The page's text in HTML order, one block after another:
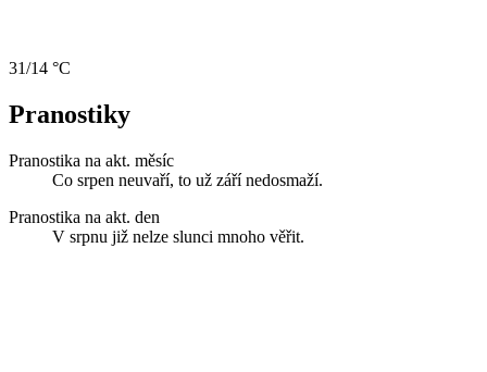
31/14 °C
Pranostiky
Pranostika na akt. měsíc
Co srpen neuvaří, to už září nedosmaží.
Pranostika na akt. den
V srpnu již nelze slunci mnoho věřit.